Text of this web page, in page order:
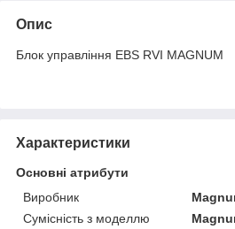
Опис
Блок управління EBS RVI MAGNUM
Характеристики
Основні атрибути
Виробник
Сумісність з моделлю